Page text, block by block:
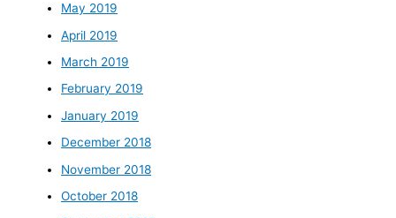
May 2019
April 2019
March 2019
February 2019
January 2019
December 2018
November 2018
October 2018